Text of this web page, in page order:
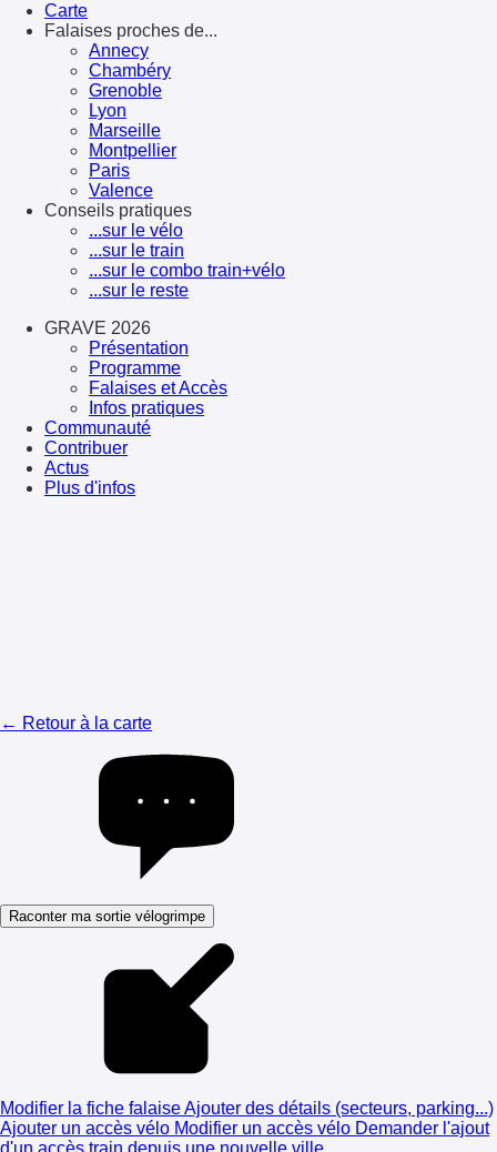
Carte
Falaises proches de...
Annecy
Chambéry
Grenoble
Lyon
Marseille
Montpellier
Paris
Valence
Conseils pratiques
...sur le vélo
...sur le train
...sur le combo train+vélo
...sur le reste
GRAVE 2026
Présentation
Programme
Falaises et Accès
Infos pratiques
Communauté
Contribuer
Actus
Plus d'infos
← Retour à la carte
Raconter ma sortie vélogrimpe
Modifier la fiche falaiseAjouter des détails (secteurs, parking...)
Ajouter un accès vélo Modifier un accès vélo Demander l'ajout
d'un accès train depuis une nouvelle ville